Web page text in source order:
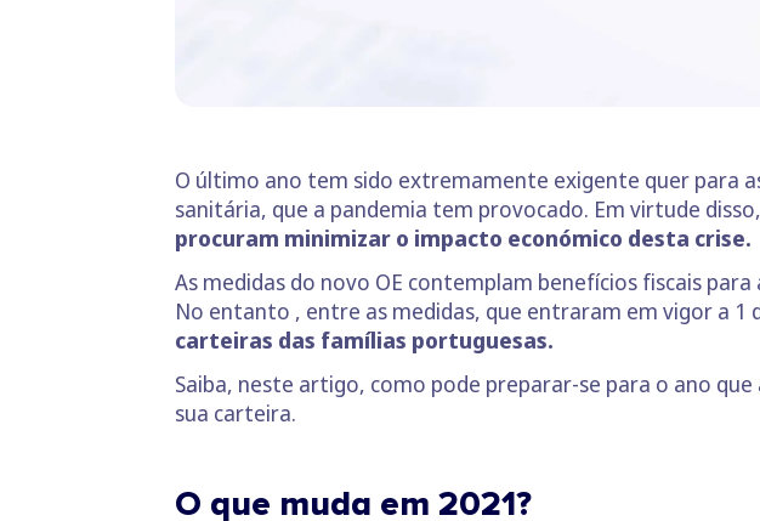
O último ano tem sido extremamente exigente quer para
sanitária, que a pandemia tem provocado. Em virtude
procuram minimizar o impacto económico desta crise.
As medidas do novo OE contemplam benefícios fiscais
No entanto , entre as medidas, que entraram em vigor a
carteiras das famílias portuguesas.
Saiba, neste artigo, como pode preparar-se para o ano
sua carteira.
O que muda em 2021?